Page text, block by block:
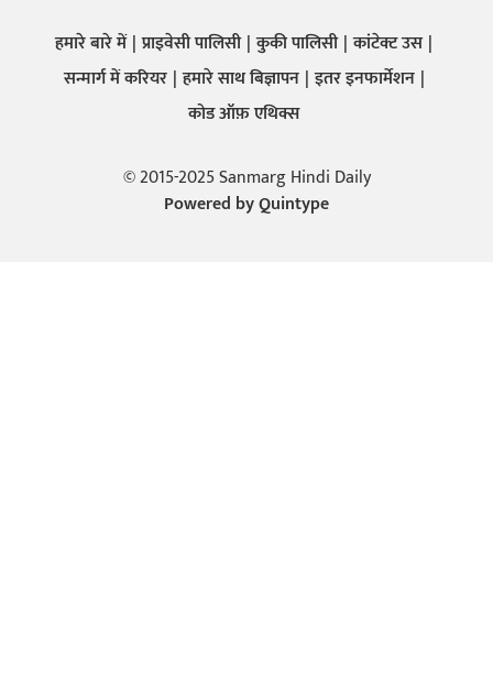
हमारे बारे में प्राइवेसी पालिसी कुकी पालिसी कांटेक्ट उस
सन्मार्ग में करियर हमारे साथ बिज्ञापन इतर इनफार्मेशन
कोड ऑफ़ एथिक्स
© 2015-2025 Sanmarg Hindi Daily
Powered byQuintype